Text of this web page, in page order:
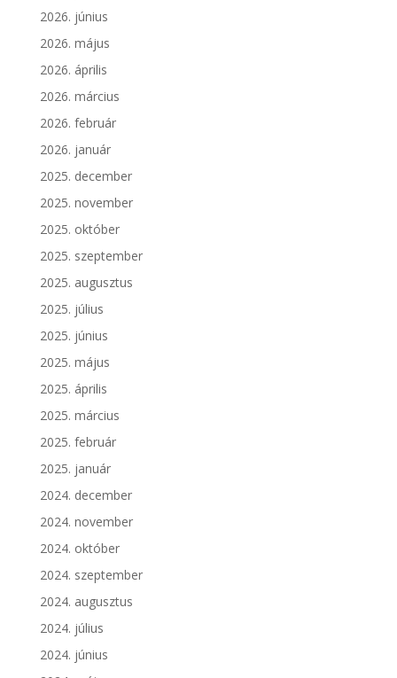
2026. június
2026. május
2026. április
2026. március
2026. február
2026. január
2025. december
2025. november
2025. október
2025. szeptember
2025. augusztus
2025. július
2025. június
2025. május
2025. április
2025. március
2025. február
2025. január
2024. december
2024. november
2024. október
2024. szeptember
2024. augusztus
2024. július
2024. június